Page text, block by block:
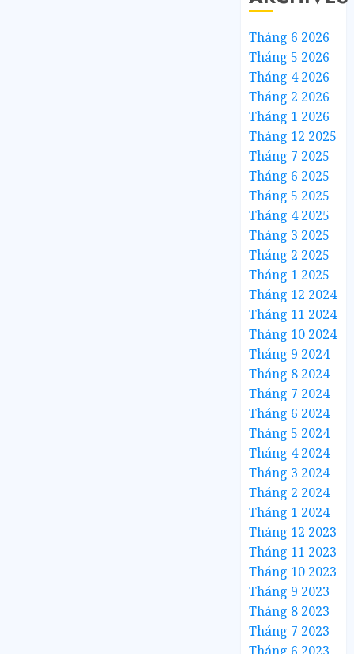
Tháng 6 2026
Tháng 5 2026
Tháng 4 2026
Tháng 2 2026
Tháng 1 2026
Tháng 12 2025
Tháng 7 2025
Tháng 6 2025
Tháng 5 2025
Tháng 4 2025
Tháng 3 2025
Tháng 2 2025
Tháng 1 2025
Tháng 12 2024
Tháng 11 2024
Tháng 10 2024
Tháng 9 2024
Tháng 8 2024
Tháng 7 2024
Tháng 6 2024
Tháng 5 2024
Tháng 4 2024
Tháng 3 2024
Tháng 2 2024
Tháng 1 2024
Tháng 12 2023
Tháng 11 2023
Tháng 10 2023
Tháng 9 2023
Tháng 8 2023
Tháng 7 2023
Tháng 6 2023